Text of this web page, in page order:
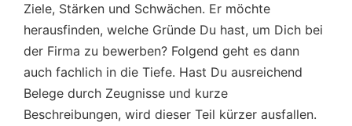
Ziele, Stärken und Schwächen. Er möchte
herausfinden, welche Gründe Du hast, um Dich bei
der Firma zu bewerben? Folgend geht es dann
auch fachlich in die Tiefe. Hast Du ausreichend
Belege durch Zeugnisse und kurze
Beschreibungen, wird dieser Teil kürzer ausfallen.